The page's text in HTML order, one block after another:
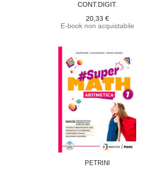
CONT.DIGIT.
20,33 €
E-book non acquistabile
PETRINI